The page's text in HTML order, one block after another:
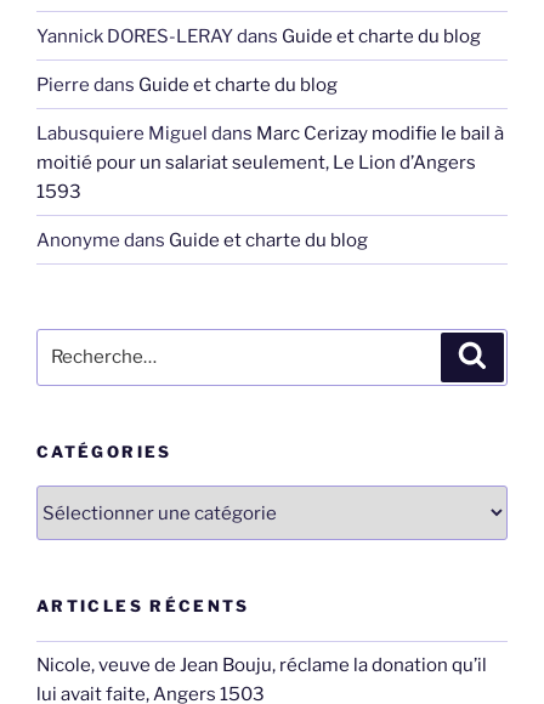
Yannick DORES-LERAYdans Guide et charte du blog
Pierre dans Guide et charte du blog
Labusquiere Miguel dans Marc Cerizay modifie le bail à
moitié pour un salariat seulement, Le Lion d’Angers
1593
Anonyme dans Guide et charte du blog
pour
CATÉGORIES
ARTICLES RÉCENTS
Nicole, veuve de Jean Bouju, réclame la donation qu’il
lui avait faite, Angers 1503